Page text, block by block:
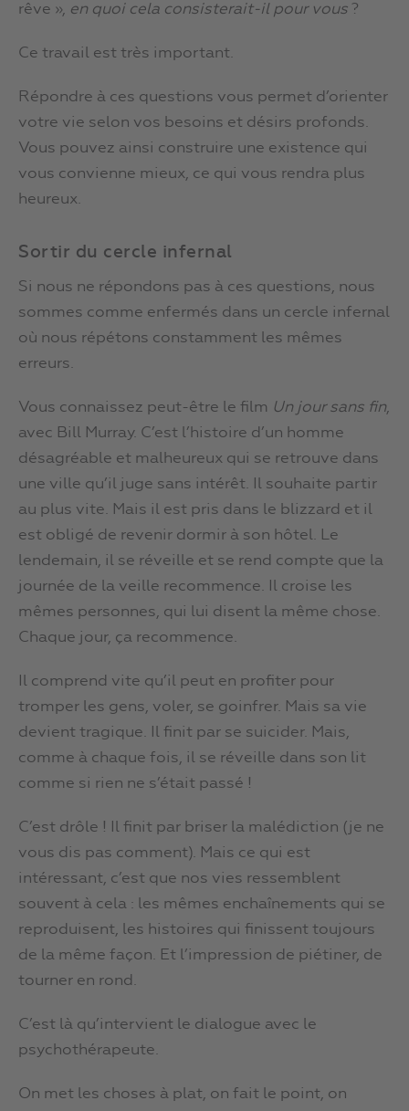
rêve », en quoi cela consisterait-il pour vous ?
Ce travail est très important.
Répondre à ces questions vous permet d’orienter
votre vie selon vos besoins et désirs profonds.
Vous pouvez ainsi construire une existence qui
vous convienne mieux, ce qui vous rendra plus
heureux.
Sortir du cercle infernal
Si nous ne répondons pas à ces questions, nous
sommes comme enfermés dans un cercle infernal
où nous répétons constamment les mêmes
erreurs.
Vous connaissez peut-être le film Un jour sans fin,
avec Bill Murray. C’est l’histoire d’un homme
désagréable et malheureux qui se retrouve dans
une ville qu’il juge sans intérêt. Il souhaite partir
au plus vite. Mais il est pris dans le blizzard et il
est obligé de revenir dormir à son hôtel. Le
lendemain, il se réveille et se rend compte que la
journée de la veille recommence. Il croise les
mêmes personnes, qui lui disent la même chose.
Chaque jour, ça recommence.
Il comprend vite qu’il peut en profiter pour
tromper les gens, voler, se goinfrer. Mais sa vie
devient tragique. Il finit par se suicider. Mais,
comme à chaque fois, il se réveille dans son lit
comme si rien ne s’était passé !
C’est drôle ! Il finit par briser la malédiction (je ne
vous dis pas comment). Mais ce qui est
intéressant, c’est que nos vies ressemblent
souvent à cela : les mêmes enchaînements qui se
reproduisent, les histoires qui finissent toujours
de la même façon. Et l’impression de piétiner, de
tourner en rond.
C’est là qu’intervient le dialogue avec le
psychothérapeute.
On met les choses à plat, on fait le point, on